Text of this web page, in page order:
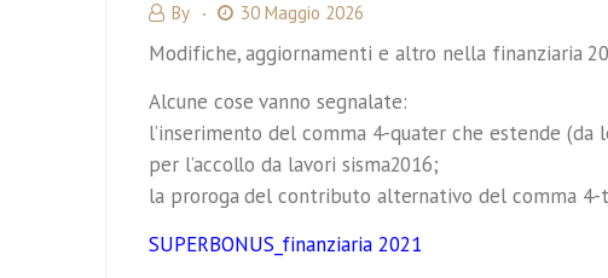
By 30 Maggio 2026
Modifiche, aggiornamenti e altro nella finanziaria
Alcune cose vanno segnalate:
l’inserimento del comma 4-quater che estende
per l’accollo da lavori sisma2016;
la proroga del contributo alternativo del comma 4-
SUPERBONUS_finanziaria 2021